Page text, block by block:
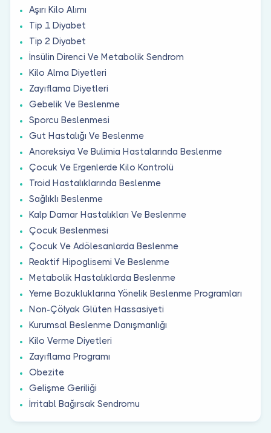
Aşırı Kilo Alımı
Tip 1 Diyabet
Tip 2 Diyabet
İnsülin Direnci Ve Metabolik Sendrom
Kilo Alma Diyetleri
Zayıflama Diyetleri
Gebelik Ve Beslenme
Sporcu Beslenmesi
Gut Hastalığı Ve Beslenme
Anoreksiya Ve Bulimia Hastalarında Beslenme
Çocuk Ve Ergenlerde Kilo Kontrolü
Troid Hastalıklarında Beslenme
Sağlıklı Beslenme
Kalp Damar Hastalıkları Ve Beslenme
Çocuk Beslenmesi
Çocuk Ve Adölesanlarda Beslenme
Reaktif Hipoglisemi Ve Beslenme
Metabolik Hastalıklarda Beslenme
Yeme Bozukluklarına Yönelik Beslenme Programları
Non-Çölyak Glüten Hassasiyeti
Kurumsal Beslenme Danışmanlığı
Kilo Verme Diyetleri
Zayıflama Programı
Obezite
Gelişme Geriliği
İrritabl Bağırsak Sendromu